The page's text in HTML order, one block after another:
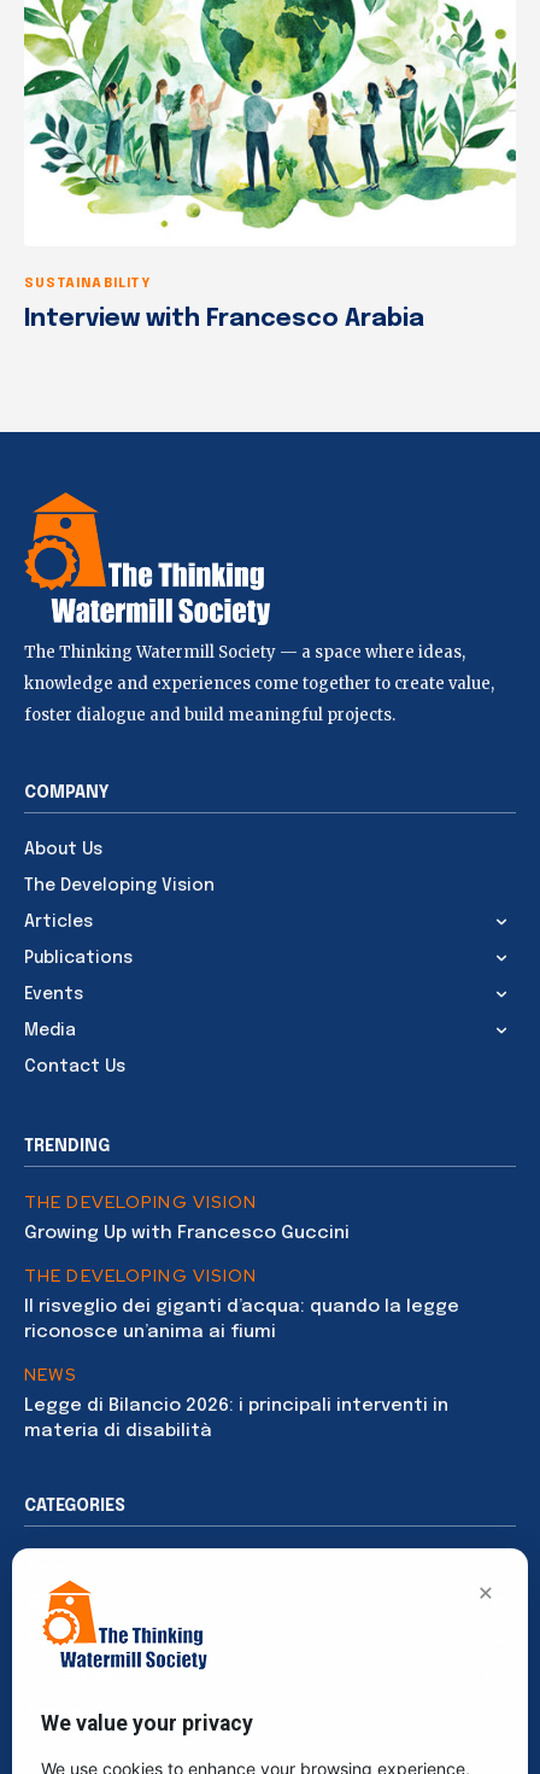
SUSTAINABILITY
Interview with Francesco Arabia
The Thinking Watermill Society — a space where ideas,
knowledge and experiences come together to create value,
foster dialogue and build meaningful projects.
COMPANY
About Us
The Developing Vision
Articles
Publications
Events
Media
Contact Us
TRENDING
THE DEVELOPING VISION
Growing Up with Francesco Guccini
THE DEVELOPING VISION
Il risveglio dei giganti d’acqua: quando la legge
riconosce un’anima ai fiumi
NEWS
Legge di Bilancio 2026: i principali interventi in
materia di disabilità
CATEGORIES
Rights
91
Publications
Sustainability
Events
×
We value your privacy
We use cookies to enhance your browsing experience,